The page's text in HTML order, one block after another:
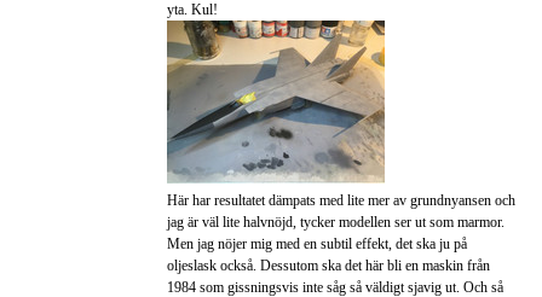
yta. Kul!
Här har resultatet dämpats med lite mer av grundnyansen och
jag är väl lite halvnöjd, tycker modellen ser ut som marmor.
Men jag nöjer mig med en subtil effekt, det ska ju på
oljeslask också. Dessutom ska det här bli en maskin från
1984 som gissningsvis inte såg så väldigt sjavig ut. Och så